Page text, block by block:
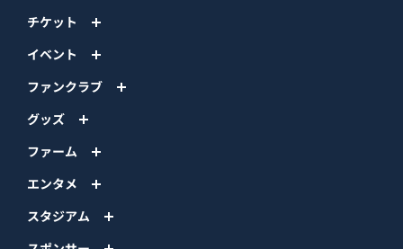
チケット
イベント
ファンクラブ
グッズ
ファーム
エンタメ
スタジアム